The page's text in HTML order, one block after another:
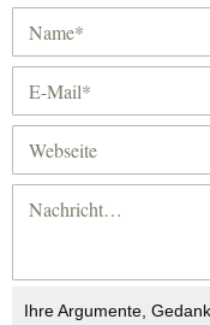
Ihre Argumente,